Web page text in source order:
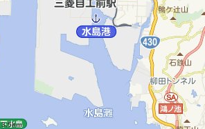
3.5km